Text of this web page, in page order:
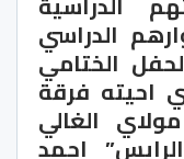
الدراسي
الختامي
احيته فرقة
الغالي
احمد